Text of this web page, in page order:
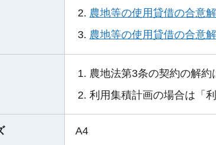
農地等の使用貸借の合意
農地等の使用貸借の合意
農地法第3条の契約の解約
利用集積計画の場合は「
A4